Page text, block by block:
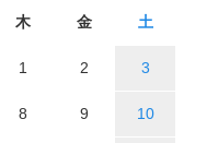
木 金 土
1 2 3
8 9 10